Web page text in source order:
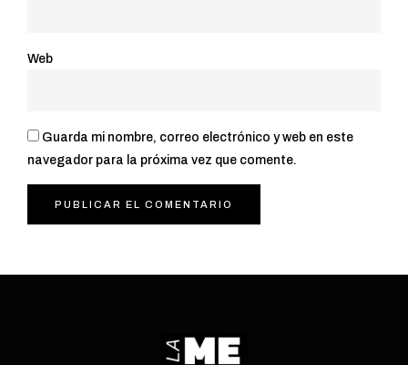
Web
Guarda mi nombre, correo electrónico y web en este
navegador para la próxima vez que comente.